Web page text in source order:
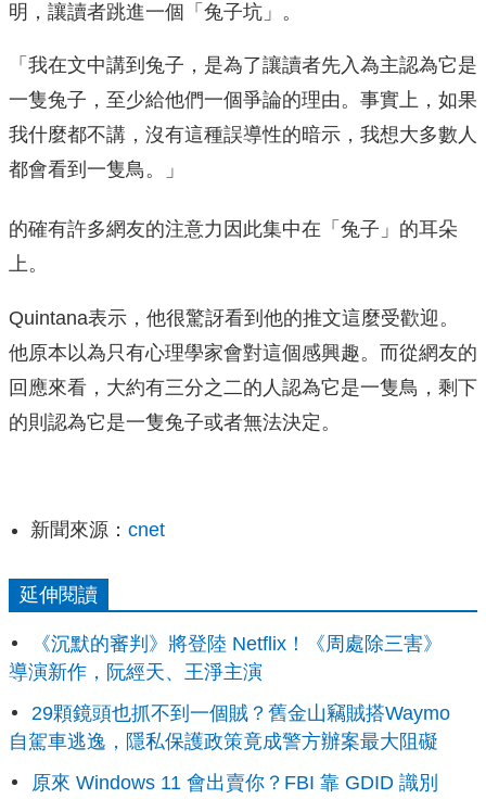
明，讓讀者跳進一個「兔子坑」。
「我在文中講到兔子，是為了讓讀者先入為主認為它是
一隻兔子，至少給他們一個爭論的理由。事實上，如果
我什麼都不講，沒有這種誤導性的暗示，我想大多數人
都會看到一隻鳥。」
的確有許多網友的注意力因此集中在「兔子」的耳朵
上。
Quintana表示，他很驚訝看到他的推文這麼受歡迎。
他原本以為只有心理學家會對這個感興趣。而從網友的
回應來看，大約有三分之二的人認為它是一隻鳥，剩下
的則認為它是一隻兔子或者無法決定。
新聞來源： cnet
延伸閱讀
《沉默的審判》將登陸 Netflix！《周處除三害》
導演新作，阮經天、王淨主演
29顆鏡頭也抓不到一個賊？舊金山竊賊搭Waymo
自駕車逃逸，隱私保護政策竟成警方辦案最大阻礙
原來 Windows 11 會出賣你？FBI 靠 GDID 識別